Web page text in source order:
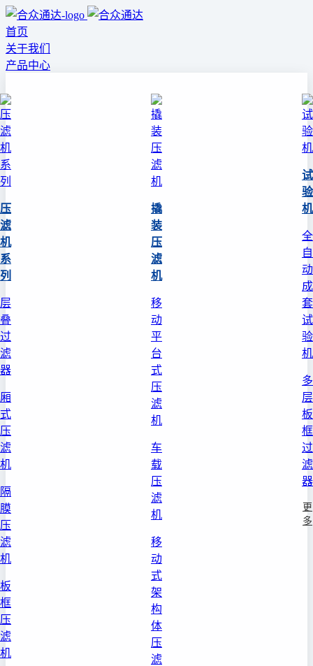
首页
关于我们
产品中心
压
滤
机
系
列
层
叠
过
滤
器
厢
式
压
滤
机
隔
膜
压
滤
机
板
框
压
滤
机
撬
装
压
滤
机
移
动
平
台
式
压
滤
机
车
载
压
滤
机
移
动
式
架
构
体
压
滤
试
验
机
全
自
动
成
套
试
验
机
多
层
板
框
过
滤
器
更
多